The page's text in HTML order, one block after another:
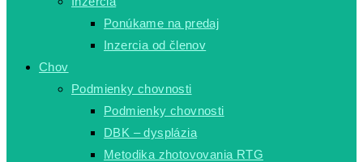
Ponúkame na predaj
Inzercia od členov
Chov
Podmienky chovnosti
Podmienky chovnosti
DBK – dysplázia
Metodika zhotovovania RTG